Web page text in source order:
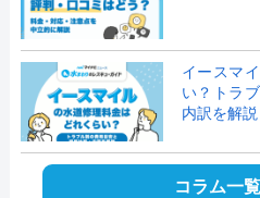
イースマ
い？トラ
内訳を解説
コラム一